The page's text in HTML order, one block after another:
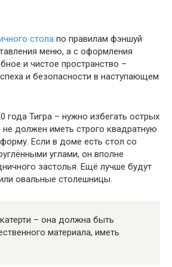
стола по правилам фэншуй
меню, а с оформления
и чистое пространство –
и безопасности в наступающем
года Тигра – нужно избегать острых
не должен иметь строго квадратную
Если в доме есть стол со
углами, он вполне
застолья. Ещё лучше будут
овальные столешницы.
– она должна быть
материала, иметь